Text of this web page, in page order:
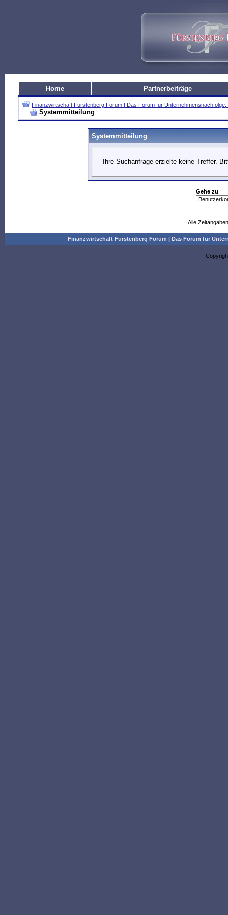
Home Partnerbeiträge
Finanzwirtschaft Fürstenberg Forum | Das Forum für
Systemmitteilung
Systemmitteilung
Ihre Suchanfrage erzielte keine Treffer.
Gehe zu
Alle
Finanzwirtschaft Fürstenberg Forum | Das Forum für